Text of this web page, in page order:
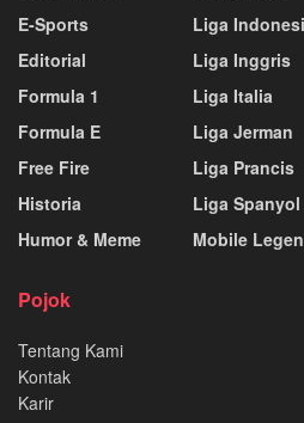
E-Sports
Editorial
Formula 1
Formula E
Free Fire
Historia
Humor & Meme
Liga
Liga Inggris
Liga Italia
Liga Jerman
Liga Prancis
Liga Spanyol
Mobile
Pojok
Tentang Kami
Kontak
Karir